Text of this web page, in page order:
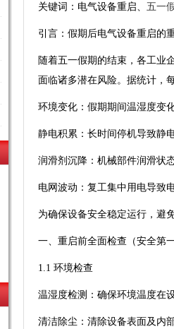
关键词：电气设备重启、 五一
引言：假期后电气设备重启的
随着五一假期的结束，各工业
面临诸多潜在风险。据统计，
环境变化：假期期间温湿度变
静电积累：长时间停机导致静
润滑剂沉降：机械部件润滑状
电网波动：复工集中用电导致
为确保设备安全稳定运行，避
一、重启前全面检查（安全第
1.1 环境检查
温湿度检测：确保环境温度在
清洁除尘：清除设备表面及内